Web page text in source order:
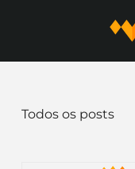
Todos os posts